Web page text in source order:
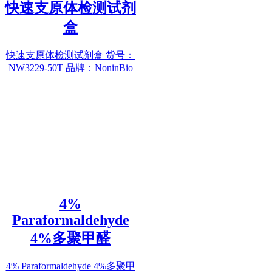
快速支原体检测试剂
盒
快速支原体检测试剂盒 货号：
NW3229-50T 品牌：NoninBio
4%
Paraformaldehyde
4%多聚甲醛
4% Paraformaldehyde 4%多聚甲